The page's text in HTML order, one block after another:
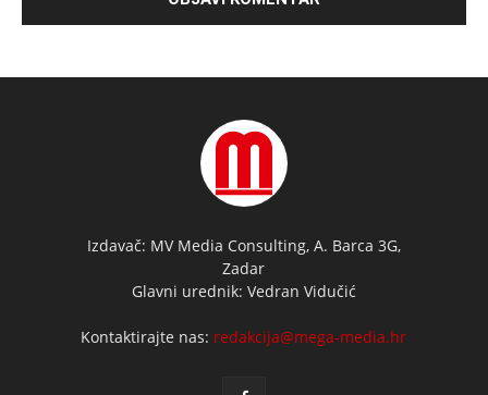
Izdavač: MV Media Consulting, A. Barca 3G,
Zadar
Glavni urednik: Vedran Vidučić
Kontaktirajte nas: redakcija@mega-media.hr